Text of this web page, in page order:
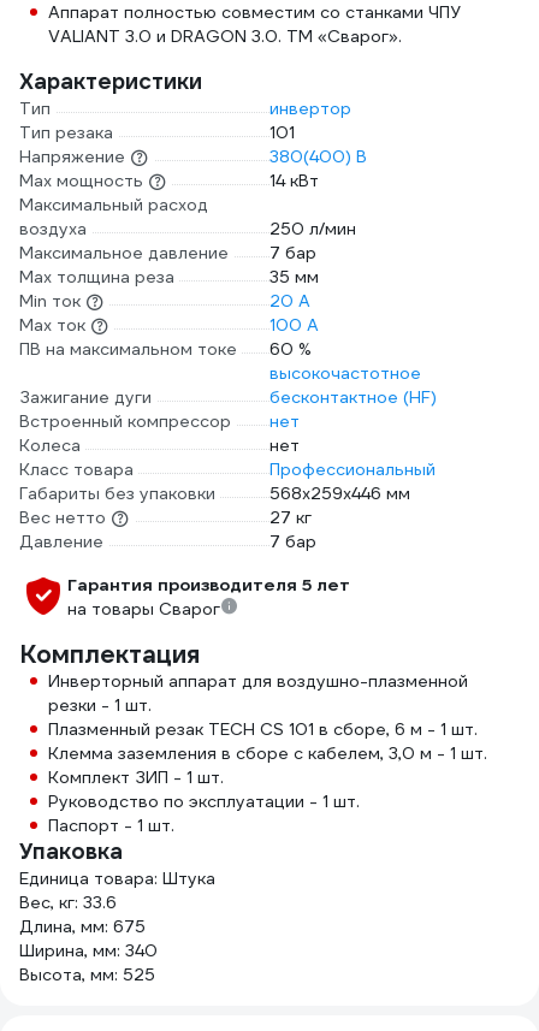
Аппарат полностью совместим со станками ЧПУ
VALIANT 3.0 и DRAGON 3.0. ТМ «Сварог».
Характеристики
Тип
инвертор
Тип резака
101
Напряжение
380(400) В
Max мощность
14 кВт
Максимальный расход
воздуха
250 л/мин
Максимальное давление
7 бар
Max толщина реза
35 мм
Min ток
20 А
Max ток
100 А
ПВ на максимальном токе
60 %
Зажигание дуги
высокочастотное
бесконтактное (HF)
Встроенный компрессор
нет
Колеса
нет
Класс товара
Профессиональный
Габариты без упаковки
568х259х446 мм
Вес нетто
27 кг
Давление
7 бар
Гарантия производителя 5 лет
на товары Сварог
Комплектация
Инверторный аппарат для воздушно-плазменной
резки - 1 шт.
Плазменный резак TECH CS 101 в сборе, 6 м - 1 шт.
Клемма заземления в сборе с кабелем, 3,0 м - 1 шт.
Комплект ЗИП - 1 шт.
Руководство по эксплуатации - 1 шт.
Паспорт - 1 шт.
Упаковка
Единица товара: Штука
Вес, кг: 33.6
Длина, мм: 675
Ширина, мм: 340
Высота, мм: 525